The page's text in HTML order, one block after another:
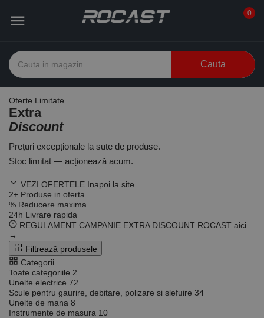
 0
Cauta
Oferte Limitate
Extra
Discount
Prețuri excepționale la sute de produse.
Stoc limitat — acționează acum.
VEZI OFERTELE Inapoi la site
2+ Produse in oferta
% Reducere maxima
24h Livrare rapida
REGULAMENT CAMPANIE EXTRA DISCOUNT ROCAST aici
→
Filtrează produsele
Categorii
Toate categoriile 2
Unelte electrice 72
Scule pentru gaurire, debitare, polizare si slefuire 34
Unelte de mana 8
Instrumente de masura 10